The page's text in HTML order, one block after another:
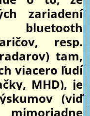
zariadení
resp.
tam,
viacero ľudí
MHD), je
(viď